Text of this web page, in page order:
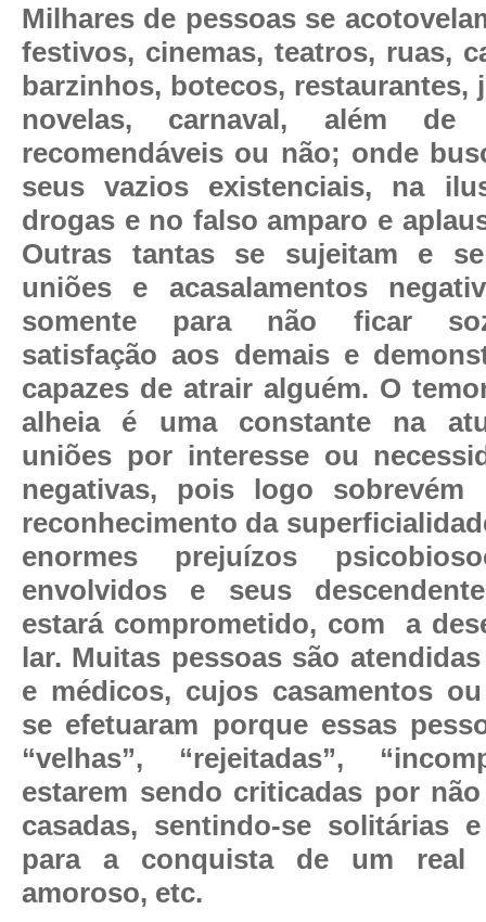
Milhares de pessoas se
festivos, cinemas, teatros, ruas,
barzinhos, botecos, restaurantes,
novelas, carnaval, além de
recomendáveis ou não; onde
seus vazios existenciais, na
drogas e no falso amparo e
Outras tantas se sujeitam e
uniões e acasalamentos
somente para não ficar
satisfação aos demais e
capazes de atrair alguém. O
alheia é uma constante na
uniões por interesse ou
negativas, pois logo
reconhecimento da
enormes prejuízos
envolvidos e seus
estará comprometido, com
a
lar. Muitas pessoas são
e médicos, cujos casamentos
se efetuaram porque essas
“velhas”, “rejeitadas”,
estarem sendo criticadas por
casadas, sentindo-se solitárias
para a conquista de um real
amoroso, etc.